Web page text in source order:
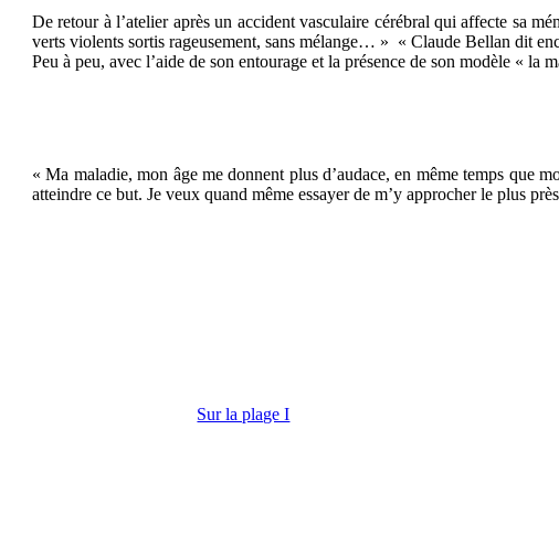
De retour à l’atelier après un accident vasculaire cérébral qui affecte sa
verts violents sortis rageusement, sans mélange… » « Claude Bellan dit
Peu à peu, avec l’aide de son entourage et la présence de son modèle « la
« Ma maladie, mon âge me donnent plus d’audace, en même temps que
atteindre ce but. Je veux quand même essayer de m’y approcher le plus
Sur la plage I